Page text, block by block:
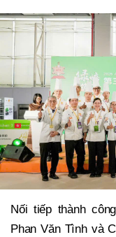
Nối tiếp thành
Phan Văn Tình và